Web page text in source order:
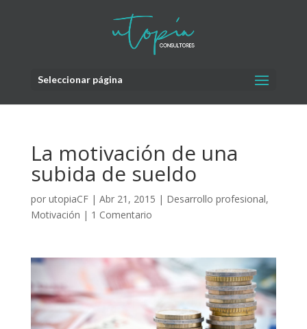
Seleccionar página
La motivación de una
subida de sueldo
por utopiaCF| Abr 21, 2015 | Desarrollo profesional,
Motivación | 1 Comentario